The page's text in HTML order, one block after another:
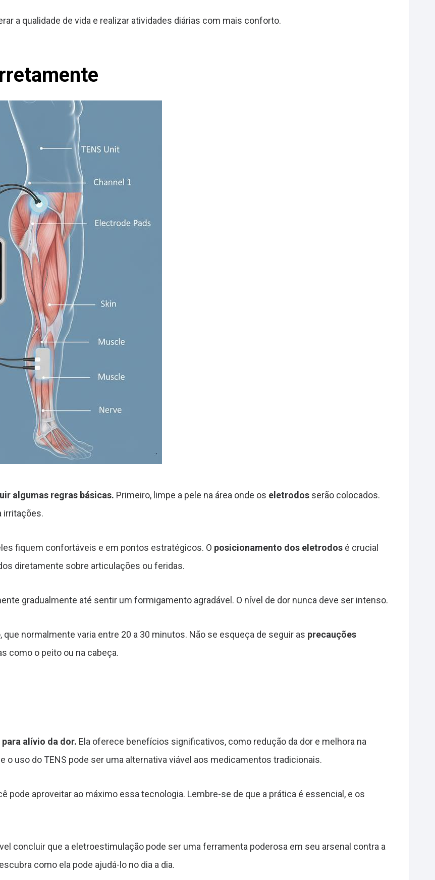
a qualidade de vida e realizar atividades diárias com mais conforto.
algumas regras básicas. Primeiro, limpe a pele na área onde os eletrodos serão colocados.
irritações.
fiquem confortáveis e em pontos estratégicos. O posicionamento dos eletrodos é crucial
diretamente sobre articulações ou feridas.
gradualmente até sentir um formigamento agradável. O nível de dor nunca deve ser intenso.
que normalmente varia entre 20 a 30 minutos. Não se esqueça de seguir as precauções
como o peito ou na cabeça.
alívio da dor. Ela oferece benefícios significativos, como redução da dor e melhora na
o uso do TENS pode ser uma alternativa viável aos medicamentos tradicionais.
pode aproveitar ao máximo essa tecnologia. Lembre-se de que a prática é essencial, e os
concluir que a eletroestimulação pode ser uma ferramenta poderosa em seu arsenal contra a
como ela pode ajudá-lo no dia a dia.